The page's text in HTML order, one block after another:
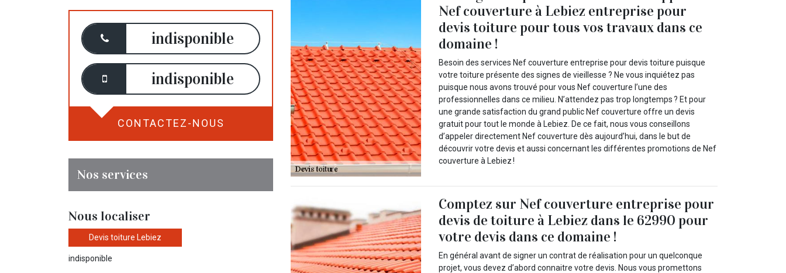
indisponible
indisponible
CONTACTEZ-NOUS
Nos services
Nous localiser
Devis toiture Lebiez
indisponible
Nef couverture à Lebiez entreprise pour
devis toiture pour tous vos travaux dans ce
domaine !
Besoin des services Nef couverture entreprise pour devis toiture puisque
votre toiture présente des signes de vieillesse ? Ne vous inquiétez pas
puisque nous avons trouvé pour vous Nef couverture l’une des
professionnelles dans ce milieu. N’attendez pas trop longtemps ? Et pour
une grande satisfaction du grand public Nef couverture offre un devis
gratuit pour tout le monde à Lebiez. De ce fait, nous vous conseillons
d’appeler directement Nef couverture dès aujourd’hui, dans le but de
découvrir votre devis et aussi concernant les différentes promotions de Nef
couverture à Lebiez !
Comptez sur Nef couverture entreprise pour
devis de toiture à Lebiez dans le 62990 pour
votre devis dans ce domaine !
En général avant de signer un contrat de réalisation pour un quelconque
projet, vous devez d’abord connaitre votre devis. Nous vous promettons